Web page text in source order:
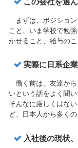
この会社を選
まずは、ポジション
こと、いま学校で勉
かせること、給与の
実際に日系企
働く前は、友達から
いという話をよく聞
そんなに厳しくはな
ど、日本人から多く
入社後の現状